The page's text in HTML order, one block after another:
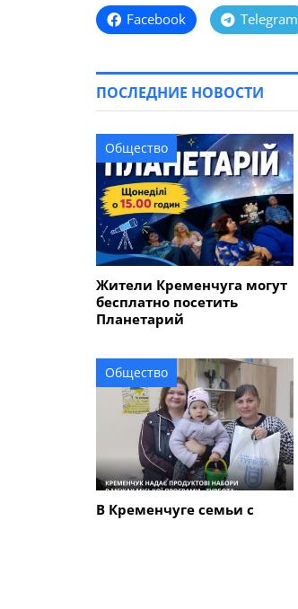
Facebook Telegram
ПОСЛЕДНИЕ НОВОСТИ
Общество
Жители Кременчуга могут
бесплатно посетить
Планетарий
Общество
В Кременчуге семьи с